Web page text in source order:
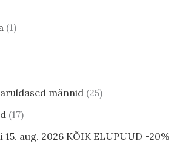
1
männid 25
17
15. aug. 2026 KÕIK ELUPUUD -20%